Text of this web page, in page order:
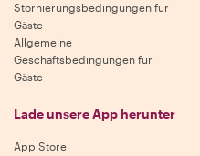
Stornierungsbedingungen für
Gäste
Allgemeine
Geschäftsbedingungen für
Gäste
Lade unsere App herunter
App Store